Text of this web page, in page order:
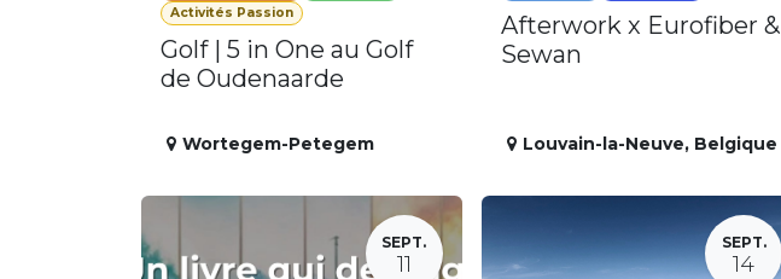
Activités Passion
Golf | 5 in One au Golf
de Oudenaarde
Wortegem-Petegem
Afterwork x Eurofiber &
Sewan
Louvain-la-Neuve, Belgique
SEPT.
11
SEPT.
14